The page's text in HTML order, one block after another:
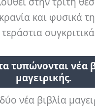
και φυσικά
τυπώνονται νέα
μαγειρικής.
νέα βιβλία